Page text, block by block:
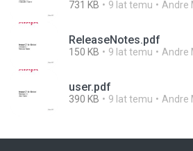
731 KB 9 lat temu Andre
ReleaseNotes.pdf
150 KB 9 lat temu Andre
user.pdf
390 KB 9 lat temu Andre